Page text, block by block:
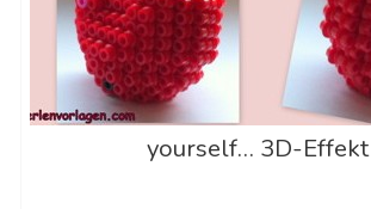
yourself… 3D-Effekt